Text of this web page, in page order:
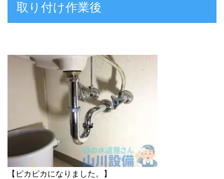
取り付け作業後
【ピカピカになりました。】